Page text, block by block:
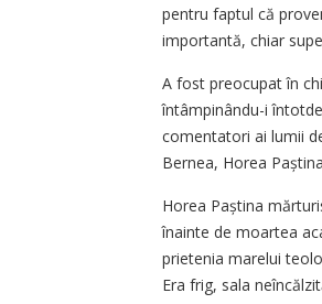
pentru faptul că
importantă, chiar
A fost preocupat în
întâmpinându-i
comentatori ai lumii
Bernea, Horea
Horea Paștina
înainte de moartea
prietenia marelui
Era frig, sala